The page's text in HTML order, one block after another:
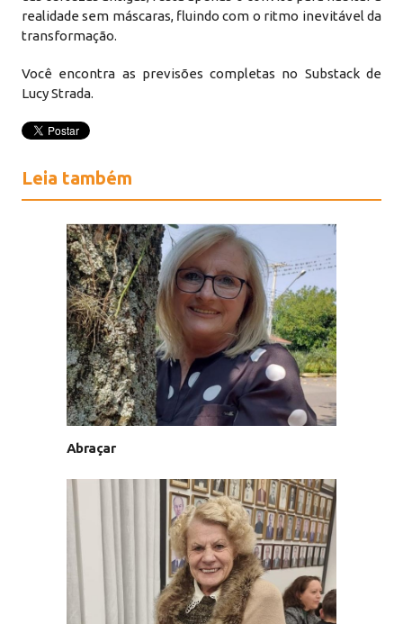
realidade sem máscaras, fluindo com o ritmo inevitável da
transformação.
Você encontra as previsões completas no Substack de
Lucy Strada.
Leia também
Abraçar